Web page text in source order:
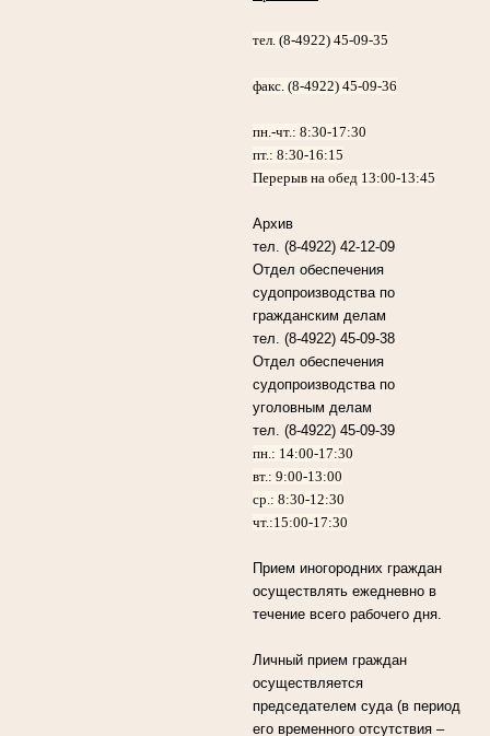
тел. (8-4922) 45-09-35
факс. (8-4922) 45-09-36
пн.-чт.:8:30-17:30
пт.:8:30-16:15
Перерыв на обед 13:00-13:45
Архив
тел. (8-4922) 42-12-09
Отдел обеспечения
судопроизводства по
гражданским делам
тел. (8-4922) 45-09-38
Отдел обеспечения
судопроизводства по
уголовным делам
тел. (8-4922) 45-09-39
пн.: 14:00-17:30
вт.: 9:00-13:00
ср.: 8:30-12:30
чт.:15:00-17:30
Прием иногородних граждан
осуществлять ежедневно в
течение всего рабочего дня.
Личный прием граждан
осуществляется
председателем суда (в период
его временного отсутствия –